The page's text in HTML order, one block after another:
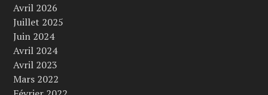
Avril 2026
Juillet 2025
Juin 2024
Avril 2024
Avril 2023
Mars 2022